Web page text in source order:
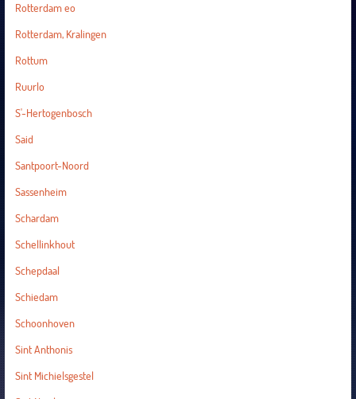
Rotterdam eo
Rotterdam, Kralingen
Rottum
Ruurlo
S'-Hertogenbosch
Said
Santpoort-Noord
Sassenheim
Schardam
Schellinkhout
Schepdaal
Schiedam
Schoonhoven
Sint Anthonis
Sint Michielsgestel